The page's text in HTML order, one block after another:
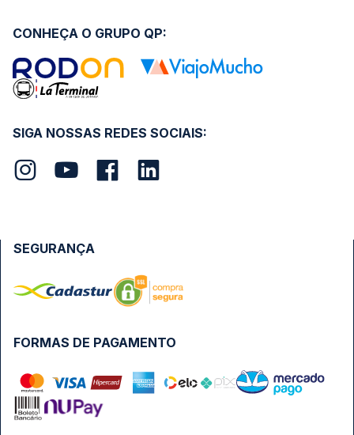
SIGA NOSSAS REDES SOCIAIS:
CONHEÇA O GRUPO QP:
FORMAS DE PAGAMENTO
SEGURANÇA